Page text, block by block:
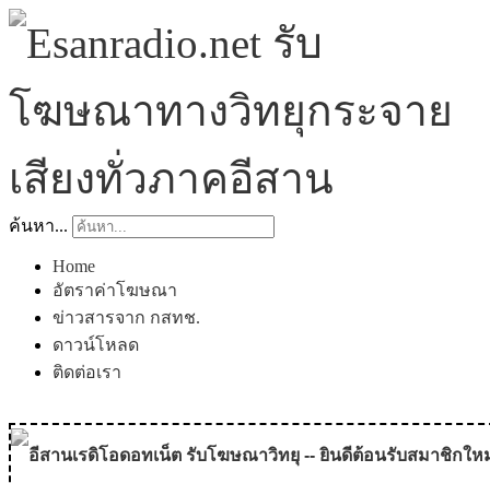
ค้นหา...
Home
อัตราค่าโฆษณา
ข่าวสารจาก กสทช.
ดาวน์โหลด
ติดต่อเรา
อีสานเรดิโอดอทเน็ต รับโฆษณาวิทยุ -- ยินดีต้อนรับสมาชิกใหม่